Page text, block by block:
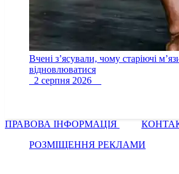
Вчені з’ясували, чому старіючі
відновлюватися
2 серпня 2026
ПРАВОВА ІНФОРМАЦІЯ
РОЗМІЩЕННЯ РЕКЛАМИ